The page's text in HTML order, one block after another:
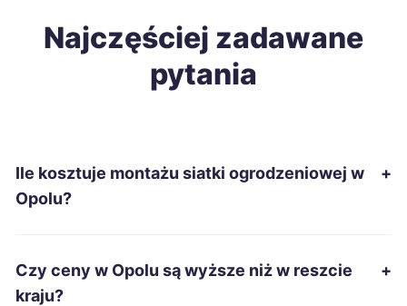
Lublin 56 zł
Jelenia Góra 57 zł
Tczew
Najczęściej zadawane
pytania
Ile kosztuje montażu siatki ogrodzeniowej w
Opolu?
+
Czy ceny w Opolu są wyższe niż w reszcie
kraju?
+